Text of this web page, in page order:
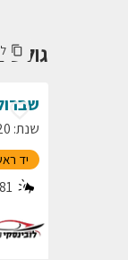
שנת:
יד